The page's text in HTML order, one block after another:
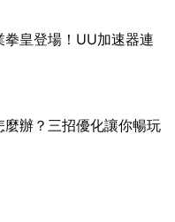
皇登場！UU加速器連
辦？三招優化讓你暢玩